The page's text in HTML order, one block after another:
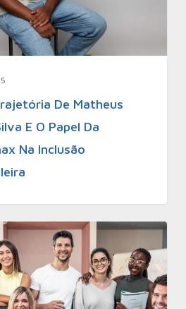
De Matheus
E O Papel Da
Na Inclusão